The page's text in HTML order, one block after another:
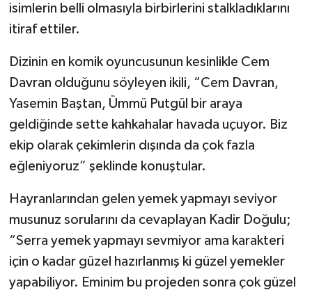
isimlerin belli olmasıyla birbirlerini stalkladıklarını
itiraf ettiler.
Dizinin en komik oyuncusunun kesinlikle Cem
Davran olduğunu söyleyen ikili, “Cem Davran,
Yasemin Baştan, Ümmü Putgül bir araya
geldiğinde sette kahkahalar havada uçuyor. Biz
ekip olarak çekimlerin dışında da çok fazla
eğleniyoruz” şeklinde konuştular.
Hayranlarından gelen yemek yapmayı seviyor
musunuz sorularını da cevaplayan Kadir Doğulu;
“Serra yemek yapmayı sevmiyor ama karakteri
için o kadar güzel hazırlanmış ki güzel yemekler
yapabiliyor. Eminim bu projeden sonra çok güzel